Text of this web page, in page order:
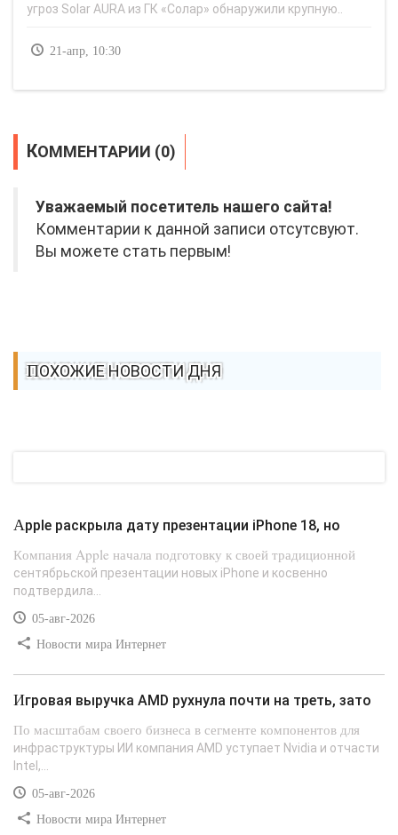
угроз Solar AURA из ГК «Солар» обнаружили крупную..
21-апр, 10:30
КОММЕНТАРИИ (0)
Уважаемый посетитель нашего сайта!
Комментарии к данной записи отсутсвуют.
Вы можете стать первым!
ПОХОЖИЕ НОВОСТИ ДНЯ
Apple раскрыла дату презентации iPhone 18, но
Компания Apple начала подготовку к своей традиционной
сентябрьской презентации новых iPhone и косвенно
подтвердила...
05-авг-2026
Новости мира Интернет
Игровая выручка AMD рухнула почти на треть, зато
По масштабам своего бизнеса в сегменте компонентов для
инфраструктуры ИИ компания AMD уступает Nvidia и отчасти
Intel,...
05-авг-2026
Новости мира Интернет